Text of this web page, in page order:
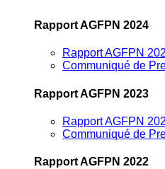
Rapport AGFPN 2024
Rapport AGFPN
Communiqué de
Rapport AGFPN 2023
Rapport AGFPN
Communiqué de
Rapport AGFPN 2022